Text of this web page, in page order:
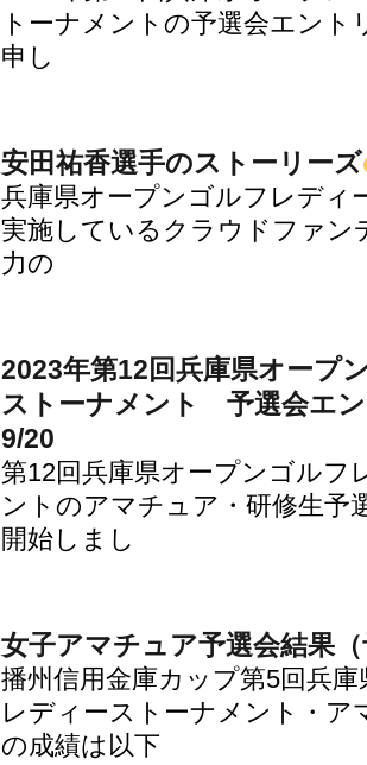
トーナメントの予選会エント
申し
安田祐香選手のストーリーズ
兵庫県オープンゴルフレディ
実施しているクラウドファン
力の
2023年第12回兵庫県オープ
ストーナメント 予選会エ
9/20
第12回兵庫県オープンゴルフ
ントのアマチュア・研修生予
開始しまし
女子アマチュア予選会結果
播州信用金庫カップ第5回兵
レディーストーナメント・ア
の成績は以下